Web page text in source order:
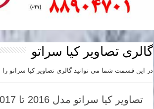
گالری تصاویر کیا سراتو
در این قسمت شما می توانید گالری تصاویر کیا سراتو را
تصاویر کیا سراتو مدل 2016 تا 2017